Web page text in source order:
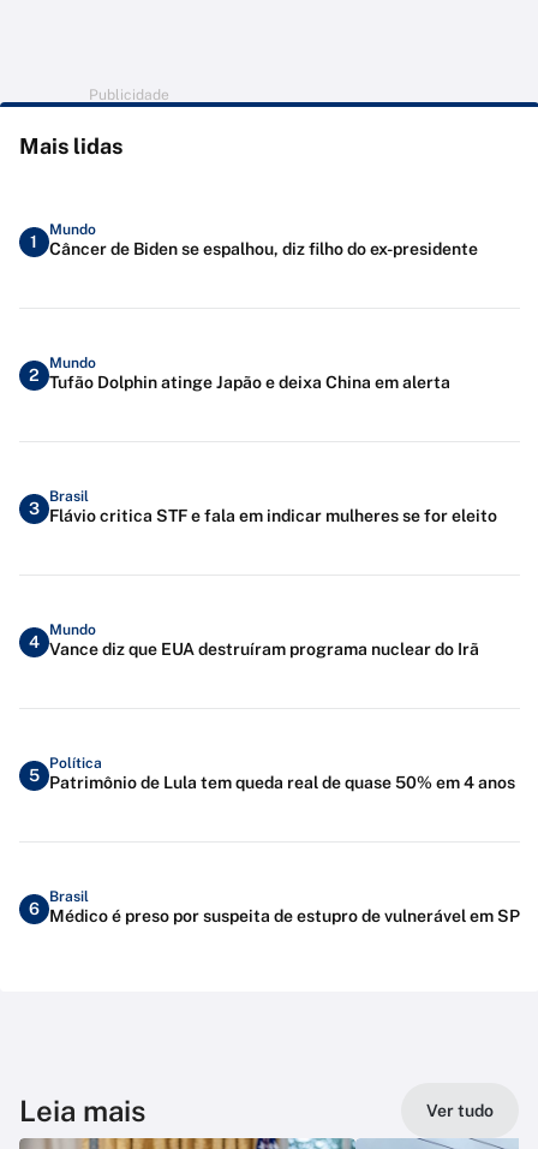
Publicidade
Mais lidas
1
Mundo
Câncer de Biden se espalhou, diz filho do ex-presidente
2
Mundo
Tufão Dolphin atinge Japão e deixa China em alerta
3
Brasil
Flávio critica STF e fala em indicar mulheres se for eleito
4
Mundo
Vance diz que EUA destruíram programa nuclear do Irã
5
Política
Patrimônio de Lula tem queda real de quase 50% em 4 anos
6
Brasil
Médico é preso por suspeita de estupro de vulnerável em SP
Leia mais Ver tudo